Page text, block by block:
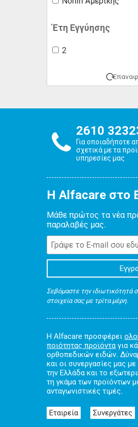
Έτη Εγγύησης
2
2610
Για οποιαδήποτε
σχετικά με τα
υπηρεσίες μας
Η Alfacare στο
Μάθε πρώτος τα νέα
παραλαβές μας.
Σεβόμαστε την ιδιωτικότητά
στοιχεία σας με τρίτα μέρη.
Η Alfacare προσφέρει
ποιότητας προϊόντα για
ορθοπεδικών ειδών.
και οι συνεργασίες μας
την Ελλάδα και το
τη γκάμα των προϊόντων
ανταγωνιστικές τιμές.
Εταιρεία Συνεργάτες